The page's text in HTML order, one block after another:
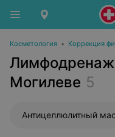
Косметология • Коррекция
Могилеве 5
Антицеллюлитный